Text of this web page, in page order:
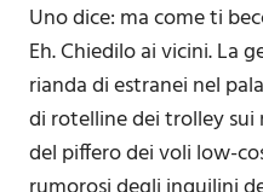
Uno dice: ma come ti
Eh. Chiedilo ai vicini. La
rianda di estranei nel
di rotelline dei trolley sui
del piffero dei voli low-